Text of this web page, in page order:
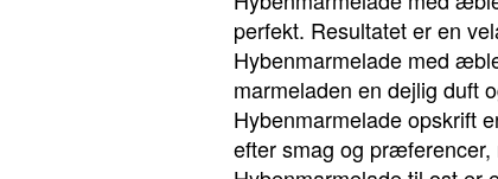
perfekt. Resultatet er en
Hybenmarmelade med
marmeladen en dejlig duft
Hybenmarmelade opskrift
efter smag og præferencer,